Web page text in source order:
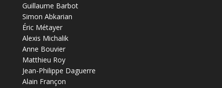
Guillaume Barbot
Simon Abkarian
Éric Métayer
Alexis Michalik
Anne Bouvier
Matthieu Roy
Jean-Philippe Daguerre
Alain Françon